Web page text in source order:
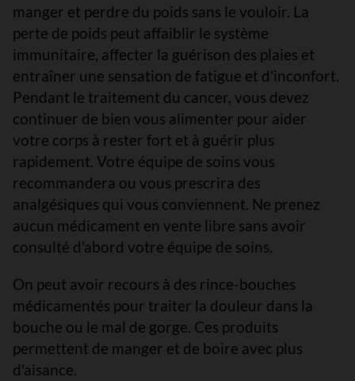
manger et perdre du poids sans le vouloir. La
perte de poids peut affaiblir le système
immunitaire, affecter la guérison des plaies et
entraîner une sensation de fatigue et d'inconfort.
Pendant le traitement du cancer, vous devez
continuer de bien vous alimenter pour aider
votre corps à rester fort et à guérir plus
rapidement. Votre équipe de soins vous
recommandera ou vous prescrira des
analgésiques qui vous conviennent. Ne prenez
aucun médicament en vente libre sans avoir
consulté d'abord votre équipe de soins.
On peut avoir recours à des rince-bouches
médicamentés pour traiter la douleur dans la
bouche ou le mal de gorge. Ces produits
permettent de manger et de boire avec plus
d'aisance.